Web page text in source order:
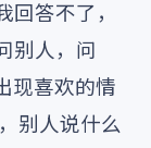
答不了，
别人，问
现喜欢的情
别人说什么